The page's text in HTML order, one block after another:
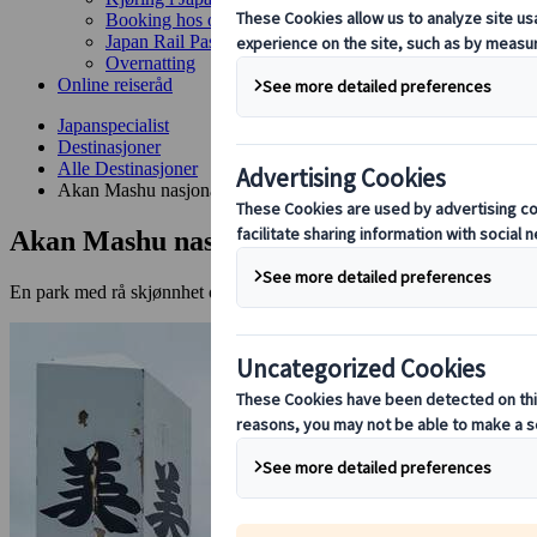
Booking hos oss
Japan Rail Pass
Overnatting
Online reiseråd
Japanspecialist
Destinasjoner
Alle Destinasjoner
Akan Mashu nasjonalpark
Akan Mashu nasjonalpark
En park med rå skjønnhet og noen av landets mest storslåtte